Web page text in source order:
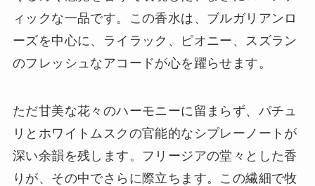
ィックな一品です。この香水は、ブルガリアンロ
ーズを中心に、ライラック、ピオニー、スズラン
のフレッシュなアコードが心を躍らせます。
ただ甘美な花々のハーモニーに留まらず、パチュ
リとホワイトムスクの官能的なシプレーノートが
深い余韻を残します。フリージアの堂々とした香
りが、その中でさらに際立ちます。この繊細で牧